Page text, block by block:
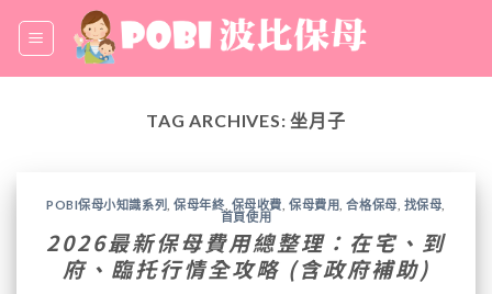
content
TAG ARCHIVES:坐月子
POBI保母小知識系列 ,保母年終 保母收費 ,保母費用 ,合格保母 找保母
首頁使用
2026最新保母費用總整理：在宅、到
府、臨托行情全攻略 (含政府補助)